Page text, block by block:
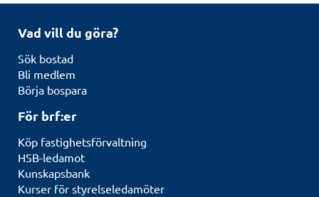
Vad vill du göra?
Sök bostad
Bli medlem
Börja bospara
För brf:er
Köp fastighetsförvaltning
HSB-ledamot
Kunskapsbank
Kurser för styrelseledamöter